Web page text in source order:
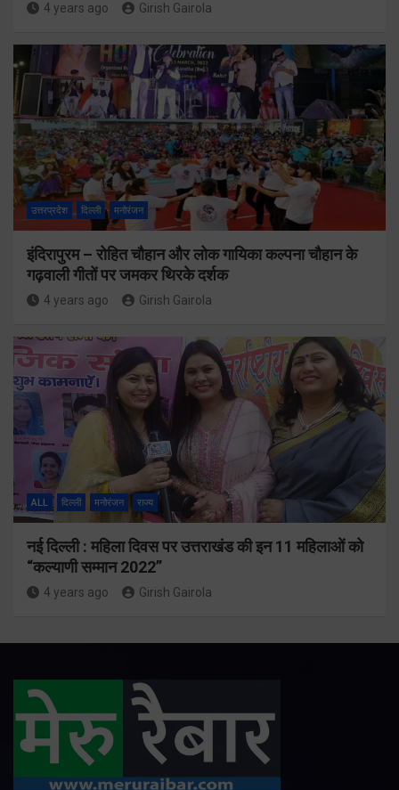
4 years ago Girish Gairola
उत्तरप्रदेश दिल्ली मनोरंजन
इंदिरापुरम – रोहित चौहान और लोक गायिका कल्पना चौहान के
गढ़वाली गीतों पर जमकर थिरके दर्शक
4 years ago Girish Gairola
ALL दिल्ली मनोरंजन राज्य
नई दिल्ली : महिला दिवस पर उत्तराखंड की इन 11 महिलाओं को
“कल्याणी सम्मान 2022”
4 years ago Girish Gairola